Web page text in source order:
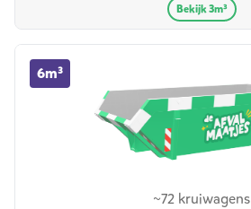
Bekijk 3m³
~72 kruiwagens
6m³
6m³ container huren